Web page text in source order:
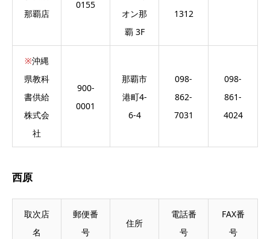
那覇店
0155
オン那
覇 3F
1312
※沖縄
県教科
書供給
株式会
社
900-
0001
那覇市
港町4-
6-4
098-
862-
7031
098-
861-
4024
西原
取次店
名
郵便番
号
住所
電話番
号
FAX番
号